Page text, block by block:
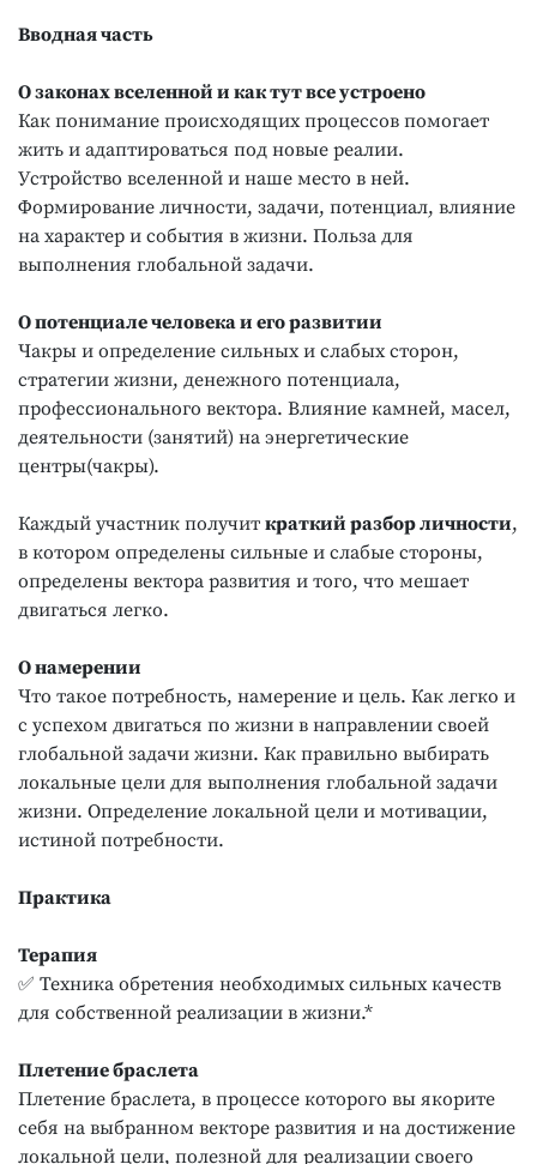
Вводная часть
О законах вселенной и как тут все устроено
Как понимание происходящих процессов помогает
жить и адаптироваться под новые реалии.
Устройство вселенной и наше место в ней.
Формирование личности, задачи, потенциал, влияние
на характер и события в жизни. Польза для
выполнения глобальной задачи.
О потенциале человека и его развитии
Чакры и определение сильных и слабых сторон,
стратегии жизни, денежного потенциала,
профессионального вектора. Влияние камней, масел,
деятельности (занятий) на энергетические
центры(чакры).
Каждый участник получит краткий разбор личности,
в котором определены сильные и слабые стороны,
определены вектора развития и того, что мешает
двигаться легко.
О намерении
Что такое потребность, намерение и цель. Как легко и
с успехом двигаться по жизни в направлении своей
глобальной задачи жизни. Как правильно выбирать
локальные цели для выполнения глобальной задачи
жизни. Определение локальной цели и мотивации,
истиной потребности.
Практика
Терапия
✅ Техника обретения необходимых сильных качеств
для собственной реализации в жизни.*
Плетение браслета
Плетение браслета, в процессе которого вы якорите
себя на выбранном векторе развития и на достижение
локальной цели, полезной для реализации своего